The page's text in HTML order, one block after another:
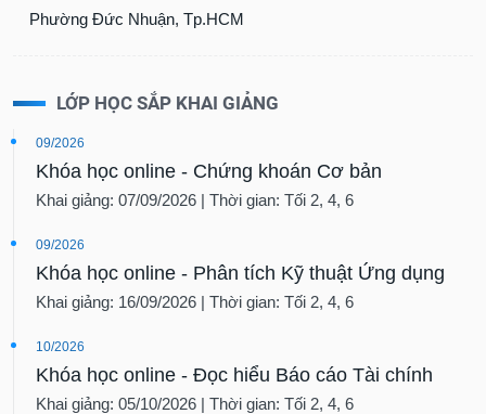
Phường Đức Nhuận, Tp.HCM
LỚP HỌC SẮP KHAI GIẢNG
09/2026
Khóa học online - Chứng khoán Cơ bản
Khai giảng: 07/09/2026 | Thời gian: Tối 2, 4, 6
09/2026
Khóa học online - Phân tích Kỹ thuật Ứng dụng
Khai giảng: 16/09/2026 | Thời gian: Tối 2, 4, 6
10/2026
Khóa học online - Đọc hiểu Báo cáo Tài chính
Khai giảng: 05/10/2026 | Thời gian: Tối 2, 4, 6